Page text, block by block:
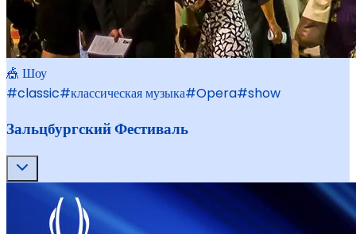
🎪 Шоу
#classic#классическая музыка#Opera#show
Зальцбургский Фестиваль